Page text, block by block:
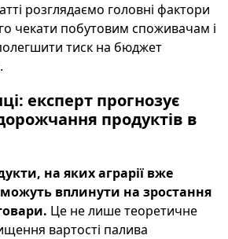
розглядаємо головні фактори
чекати побутовим споживачам і
тиск на бюджет
експерт прогнозує
продуктів в
на яких аграрії вже
можуть вплинути на зростання
Це не лише теоретичне
вартості палива